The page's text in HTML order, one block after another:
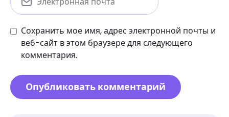
Сохранить мое имя, адрес электронной почты и
веб-сайт в этом браузере для следующего
комментария.